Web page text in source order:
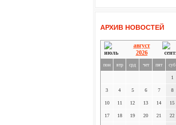
АРХИВ НОВОСТЕЙ
август
2026
пон втр срд чет пят суб
1
3 4 5 6 7 8
10 11 12 13 14 15
17 18 19 20 21 22